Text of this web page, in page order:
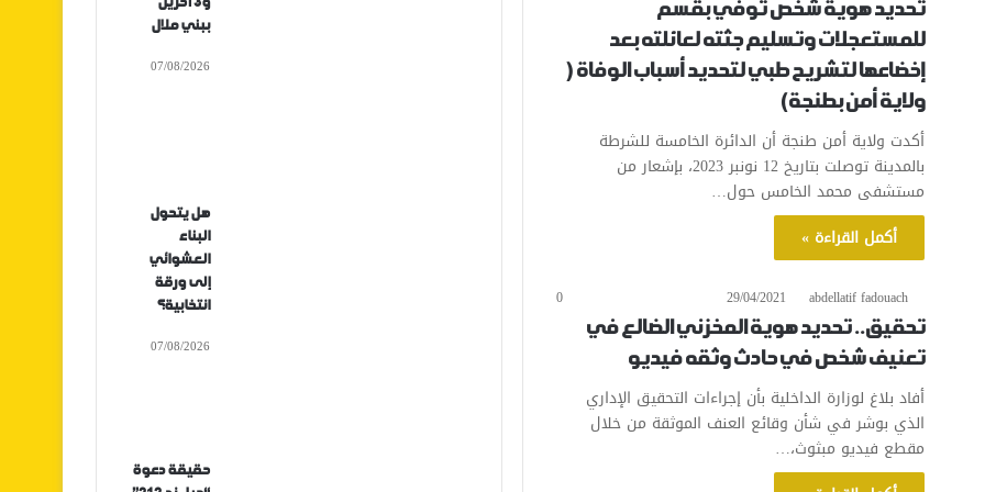
تحديد هوية شخص توفي بقسم
للمستعجلات وتسليم جثته لعائلته بعد
إخضاعها لتشريح طبي لتحديد أسباب الوفاة (
ولاية أمن بطنجة)
أكدت ولاية أمن طنجة أن الدائرة الخامسة للشرطة
بالمدينة توصلت بتاريخ 12 نونبر 2023، بإشعار من
مستشفى محمد الخامس حول…
أكمل القراءة »
abdellatif fadouach
29/04/2021
0
تحقيق.. تحديد هوية المخزني الضالع في
تعنيف شخص في حادث وثقه فيديو
أفاد بلاغ لوزارة الداخلية بأن إجراءات التحقيق الإداري
الذي بوشر في شأن وقائع العنف الموثقة من خلال
مقطع فيديو مبثوث،…
ببني ملال
07/08/2026
هل يتحول
البناء
العشوائي
إلى ورقة
انتخابية؟
07/08/2026
حقيقة دعوة